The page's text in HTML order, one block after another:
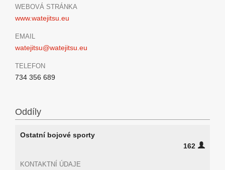
WEBOVÁ STRÁNKA
www.watejitsu.eu
EMAIL
watejitsu@watejitsu.eu
TELEFON
734 356 689
Oddíly
Ostatní bojové sporty
162
KONTAKTNÍ ÚDAJE